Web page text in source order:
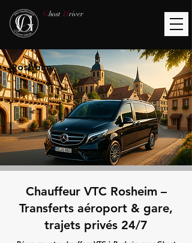
Ghost Driver
Rosheim
Chauffeur VTC Rosheim –
Transferts aéroport & gare,
trajets privés 24/7